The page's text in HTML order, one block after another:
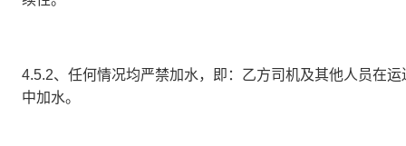
4.5.2、任何情况均严禁加水，即：乙方司机及其他人员在
中加水。